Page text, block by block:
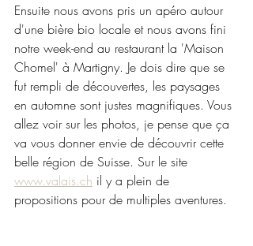
Ensuite nous avons pris un apéro autour
d'une bière bio locale et nous avons fini
notre week-end au restaurant la 'Maison
Chomel' à Martigny. Je dois dire que se
fut rempli de découvertes, les paysages
en automne sont justes magnifiques. Vous
allez voir sur les photos, je pense que ça
va vous donner envie de découvrir cette
belle région de Suisse. Sur le site
www.valais.ch il y a plein de
propositions pour de multiples aventures.